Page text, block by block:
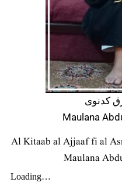
کدنوی
Maulana
Al Kitaab al Ajjaaf fi al
Maulana